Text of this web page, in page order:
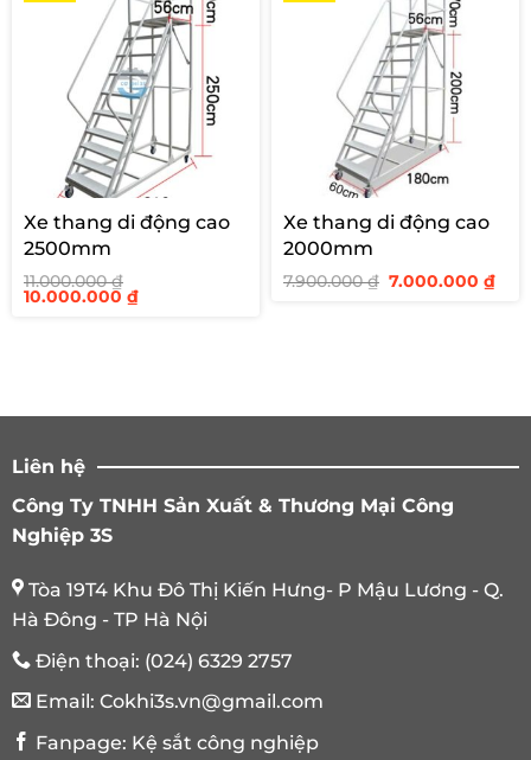
Xe thang di động cao
2500mm
11.000.000₫
Giá
10.000.000 ₫Giá
Xe thang di động cao
2000mm
7.900.000₫ Giá
7.000.000₫Giá
Liên hệ
Công Ty TNHH Sản Xuất & Thương Mại Công
Nghiệp 3S
Tòa 19T4 Khu Đô Thị Kiến Hưng- P Mậu Lương - Q.
Hà Đông - TP Hà Nội
Điện thoại: (024) 6329 2757
Email: Cokhi3s.vn@gmail.com
Fanpage: Kệ sắt công nghiệp